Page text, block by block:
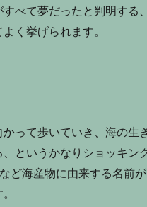
べて夢だったと判明する
く挙げられます。
って歩いていき、海の生
というかなりショッキン
など海産物に由来する名前